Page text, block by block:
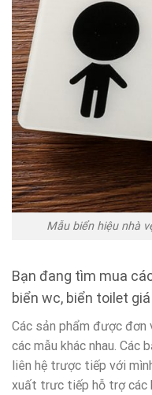
Mẫu biển hiệu nhà
Bạn đang tìm mua
biển wc, biển toilet
Các sản phẩm được đơn
các mẫu khác nhau. Các
liên hệ trược tiếp với
xuất trưc tiếp hỗ trợ các